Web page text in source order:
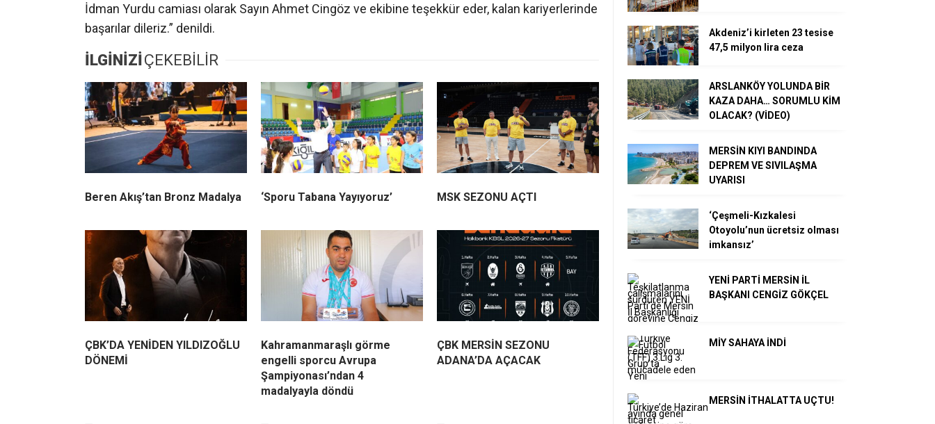
İdman Yurdu camiası olarak Sayın Ahmet Cingöz ve ekibine teşekkür eder, kalan kariyerlerinde
başarılar dileriz.” denildi.
İLGİNİZİÇEKEBİLİR
Beren Akış’tan Bronz Madalya ‘Sporu Tabana Yayıyoruz’ MSK SEZONU AÇTI
ÇBK’DA YENİDEN YILDIZOĞLU
DÖNEMİ
Kahramanmaraşlı görme
engelli sporcu Avrupa
Şampiyonası’ndan 4
madalyayla döndü
ÇBK MERSİN SEZONU
ADANA’DA AÇACAK
Akdeniz’i kirleten 23 tesise
47,5 milyon lira ceza
ARSLANKÖY YOLUNDA BİR
KAZA DAHA… SORUMLU KİM
OLACAK? (VİDEO)
MERSİN KIYI BANDINDA
DEPREM VE SIVILAŞMA
UYARISI
‘Çeşmeli-Kızkalesi
Otoyolu’nun ücretsiz olması
imkansız’
YENİ PARTİ MERSİN İL
BAŞKANI CENGİZ GÖKÇEL
MİY SAHAYA İNDİ
MERSİN İTHALATTA UÇTU!